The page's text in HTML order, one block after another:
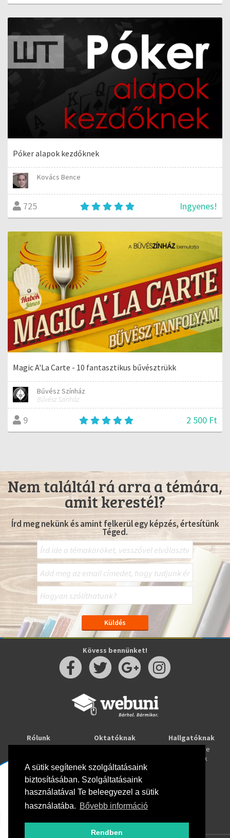
A sütik segítenek szolgáltatásaink
biztosításában. Szolgáltatásaink
használatával Te beleegyezel a sütik
használatába. Bővebb információ
Rendben
Póker alapok kezdőknek
Kovács Bence
725 Ingyenes!
Magic A'La Carte - 10 fantasztikus bűvésztrükk
Bűvész Színház
Bűvész Színház
9 2 500 Ft
Nem találtál rá arra a témára,
amit kerestél?
Írd meg nekünk és amint felkerül egy képzés, értesítünk
Téged.
Kövess bennünket!
Rólunk
Oktatóknak
Webuni Stúdió
Hallgatóknak
Tanulj online
Képzések
Info
Adatkezelési tájékoztató
ÁSZF
Hirlevél adatkezelési tájékoztató
GYIK